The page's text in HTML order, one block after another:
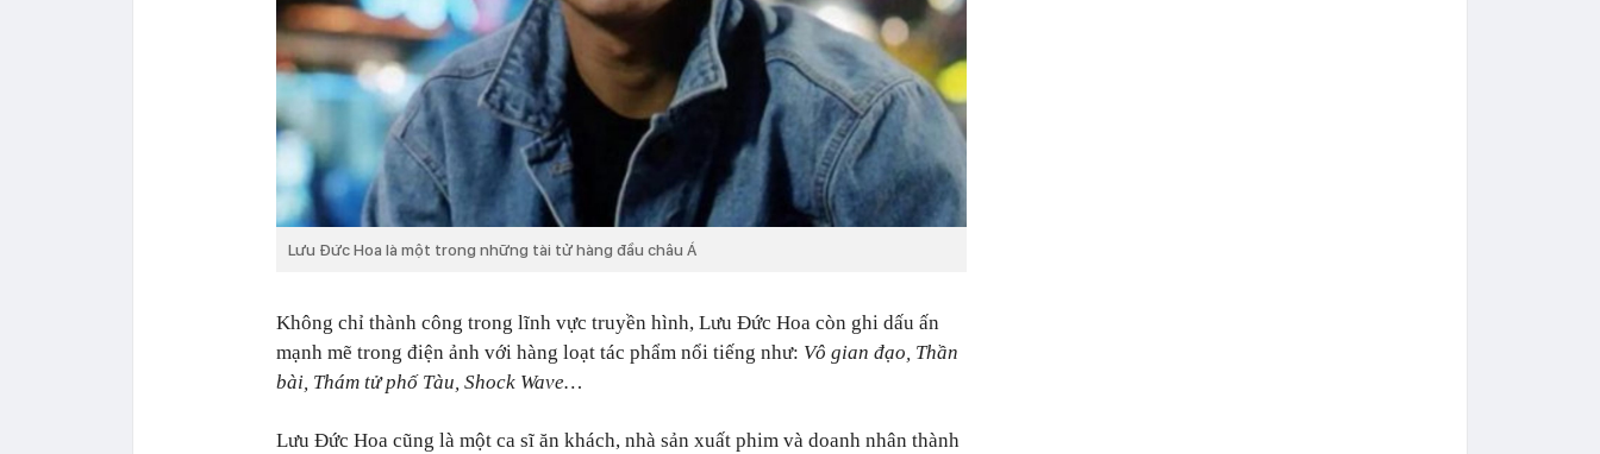
Lưu Đức Hoa là một trong những tài tử hàng đầu châu Á
Không chỉ thành công trong lĩnh vực truyền hình, Lưu Đức Hoa còn ghi dấu ấn
mạnh mẽ trong điện ảnh với hàng loạt tác phẩm nổi tiếng như: Vô gian đạo, Thần
bài, Thám tử phố Tàu, Shock Wave…
Lưu Đức Hoa cũng là một ca sĩ ăn khách, nhà sản xuất phim và doanh nhân thành